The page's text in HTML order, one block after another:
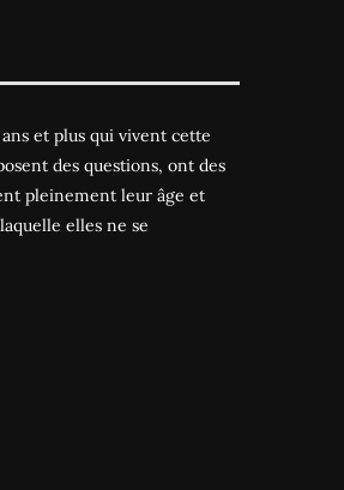
et plus qui vivent cette
des questions, ont des
pleinement leur âge et
elles ne se